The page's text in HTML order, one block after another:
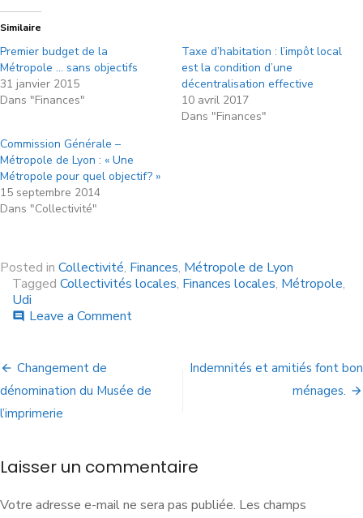
Similaire
Premier budget de la
Métropole … sans objectifs
31 janvier 2015
Dans "Finances"
Taxe d’habitation : l’impôt local
est la condition d’une
décentralisation effective
10 avril 2017
Dans "Finances"
Commission Générale –
Métropole de Lyon : « Une
Métropole pour quel objectif? »
15 septembre 2014
Dans "Collectivité"
Posted in Collectivité, Finances, Métropole de Lyon
Tagged Collectivités locales, Finances locales, Métropole,
Udi
comment Leave a Comment
Changement de
dénomination du Musée de
l’imprimerie
Indemnités et amitiés font bon
ménages.
Laisser un commentaire
Votre adresse e-mail ne sera pas publiée. Les champs